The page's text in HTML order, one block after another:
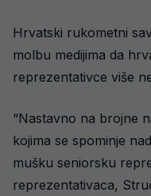
Hrvatski rukometni
molbu medijima da
reprezentativce više
“Nastavno na brojne
kojima se spominje
mušku seniorsku
reprezentativaca,